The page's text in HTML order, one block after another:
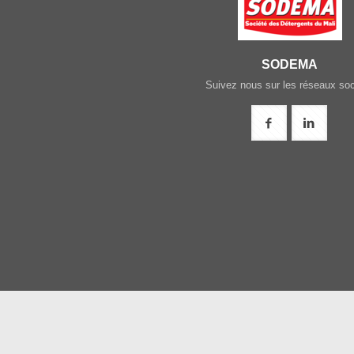
SODEMA
Suivez nous sur les réseaux